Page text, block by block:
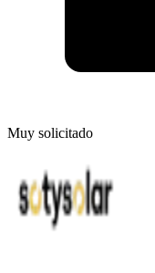
Muy solicitado